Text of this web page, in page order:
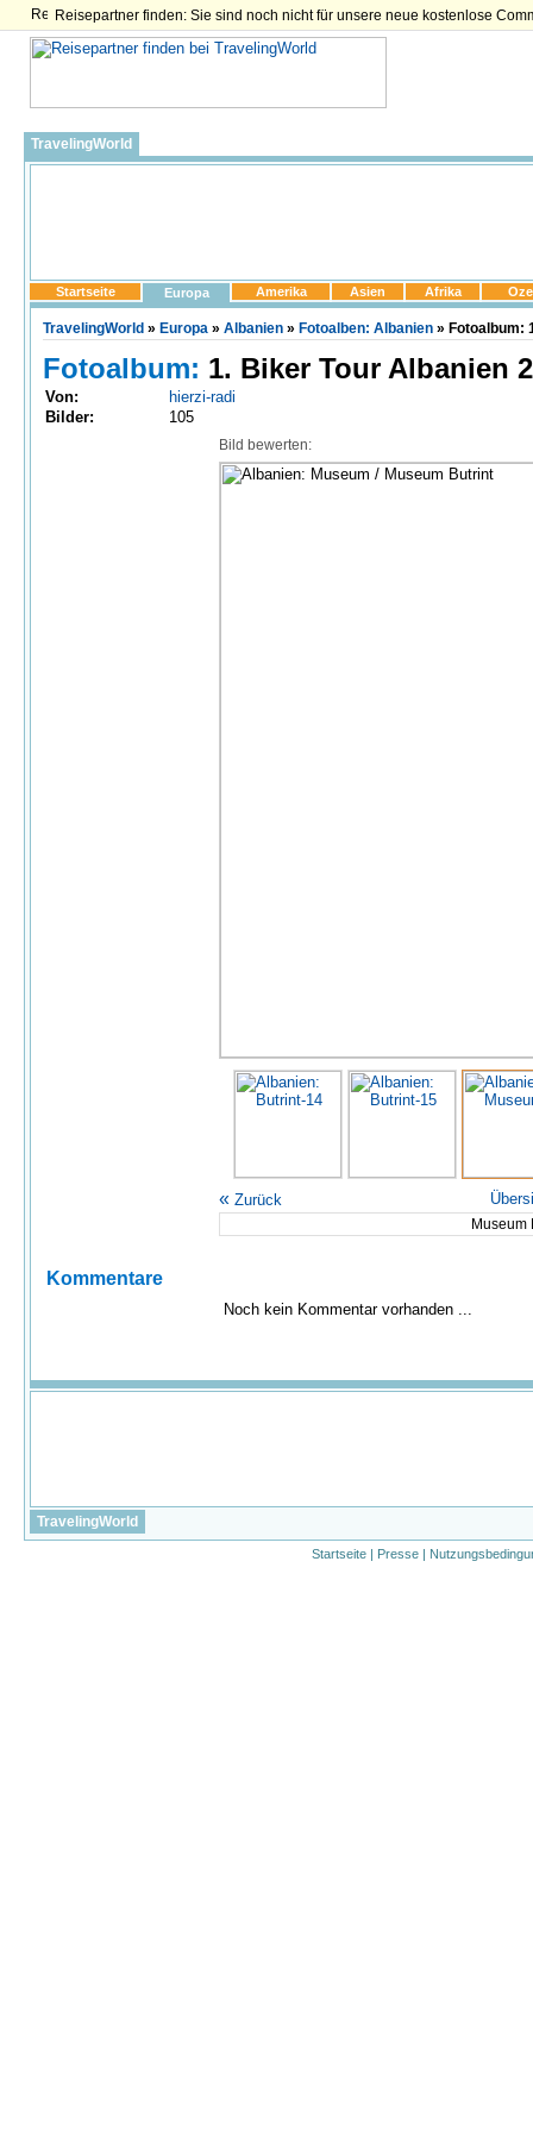
Reisepartner finden: Sie sind noch nicht für unsere neue kostenlose
TravelingWorld
Startseite Europa Amerika Asien Afrika
TravelingWorld » Europa » Albanien » Fotoalben: Albanien » Fotoalbum:
Fotoalbum: 1. Biker Tour Albanien
Von:
hierzi-radi
Bilder:
105
Bild bewerten:
« Zurück
Museum
Kommentare
Noch kein Kommentar vorhanden ...
TravelingWorld
Startseite | Presse |